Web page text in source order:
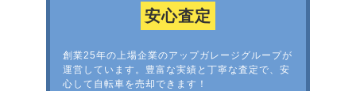
安心査定
創業25年の上場企業のアップガレージグループが
運営しています。豊富な実績と丁寧な査定で、安
心して自転車を売却できます！